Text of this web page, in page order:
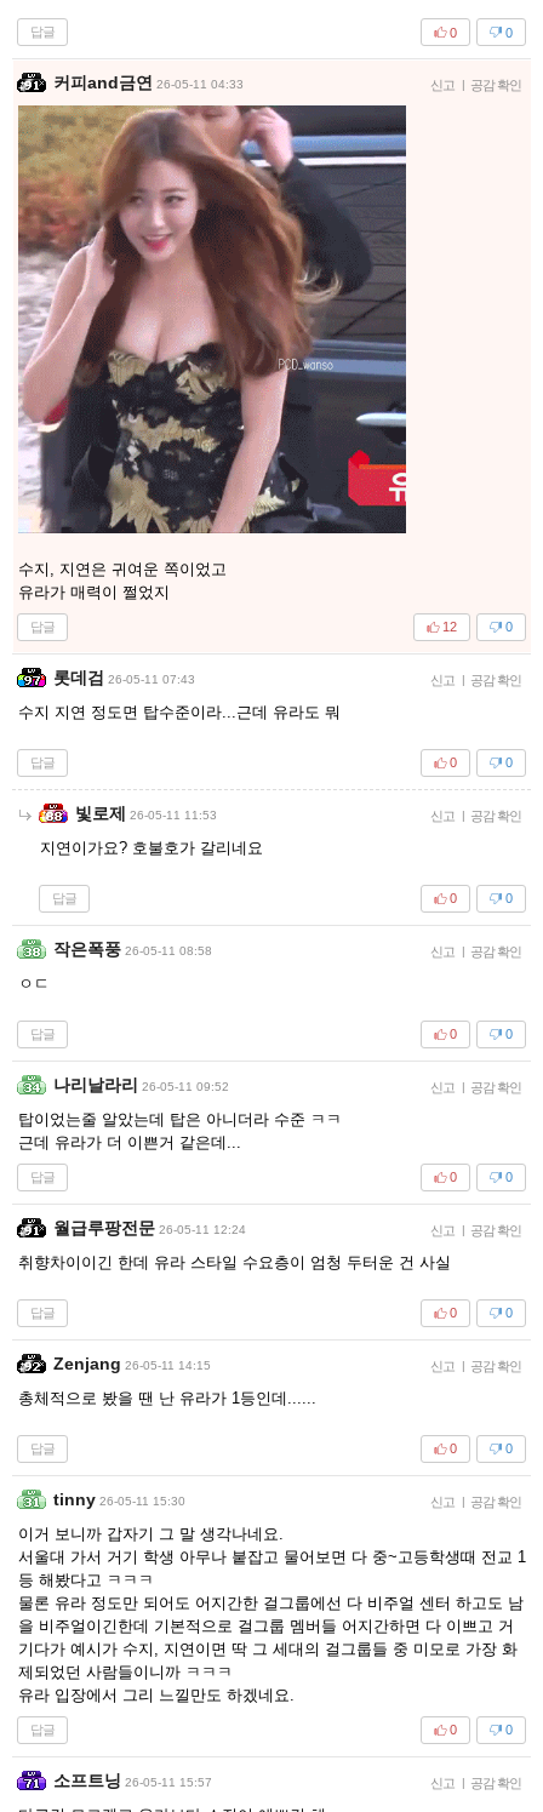
답글 0
0
커피and금연 26-05-11 04:33 신고 | 공감 확인
수지, 지연은 귀여운 쪽이었고
유라가 매력이 쩔었지
답글 0
12
롯데검 26-05-11 07:43 신고 | 공감 확인
수지 지연 정도면 탑수준이라...근데 유라도 뭐
답글 0
0
빛로제 26-05-11 11:53 신고 | 공감 확인
지연이가요? 호불호가 갈리네요
답글 0
0
작은폭풍 26-05-11 08:58 신고 | 공감 확인
ㅇㄷ
답글 0
0
나리날라리 26-05-11 09:52 신고 | 공감 확인
탑이었는줄 알았는데 탑은 아니더라 수준 ㅋㅋ
근데 유라가 더 이쁜거 같은데...
답글 0
0
월급루팡전문 26-05-11 12:24 신고 | 공감 확인
취향차이이긴 한데 유라 스타일 수요층이 엄청 두터운 건 사실
답글 0
0
Zenjang 26-05-11 14:15 신고 | 공감 확인
총체적으로 봤을 땐 난 유라가 1등인데......
답글 0
0
tinny 26-05-11 15:30 신고 | 공감 확인
이거 보니까 갑자기 그 말 생각나네요.
서울대 가서 거기 학생 아무나 붙잡고 물어보면 다 중~고등학생때 전교 1
등 해봤다고 ㅋㅋㅋ
물론 유라 정도만 되어도 어지간한 걸그룹에선 다 비주얼 센터 하고도 남
을 비주얼이긴한데 기본적으로 걸그룹 멤버들 어지간하면 다 이쁘고 거
기다가 예시가 수지, 지연이면 딱 그 세대의 걸그룹들 중 미모로 가장 화
제되었던 사람들이니까 ㅋㅋㅋ
유라 입장에서 그리 느낄만도 하겠네요.
답글 0
0
소프트닝 26-05-11 15:57 신고 | 공감 확인